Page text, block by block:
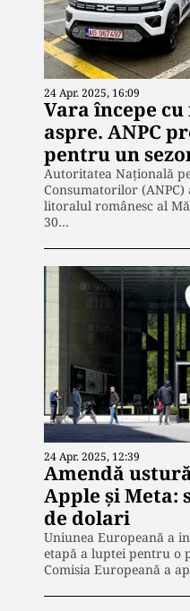
24 Apr. 2025, 16:09
Vara începe
aspre. ANPC
pentru un
Autoritatea Națională
Consumatorilor
litoralul românesc al
30…
24 Apr. 2025, 12:39
Amendă
Apple și Meta:
de dolari
Uniunea Europeană a
etapă a luptei pentru o
Comisia Europeană a